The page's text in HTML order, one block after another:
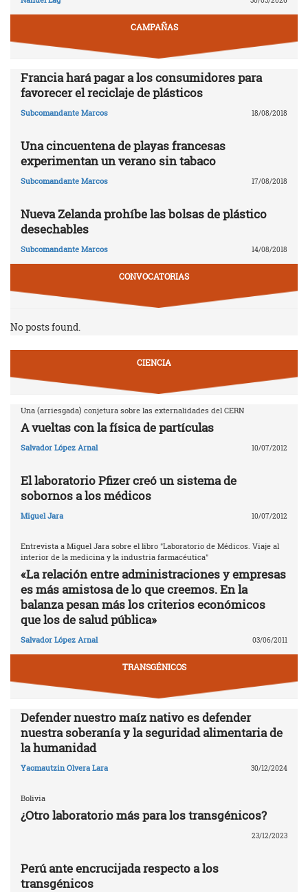
CAMPAÑAS
Francia hará pagar a los consumidores para
favorecer el reciclaje de plásticos
Subcomandante Marcos 18/08/2018
Una cincuentena de playas francesas
experimentan un verano sin tabaco
Subcomandante Marcos 17/08/2018
Nueva Zelanda prohíbe las bolsas de plástico
desechables
Subcomandante Marcos 14/08/2018
CONVOCATORIAS
No posts found.
CIENCIA
Una (arriesgada) conjetura sobre las externalidades del CERN
A vueltas con la física de partículas
Salvador López Arnal 10/07/2012
El laboratorio Pfizer creó un sistema de
sobornos a los médicos
Miguel Jara 10/07/2012
Entrevista a Miguel Jara sobre el libro "Laboratorio de Médicos. Viaje al
interior de la medicina y la industria farmacéutica"
«La relación entre administraciones y empresas
es más amistosa de lo que creemos. En la
balanza pesan más los criterios económicos
que los de salud pública»
Salvador López Arnal 03/06/2011
TRANSGÉNICOS
Defender nuestro maíz nativo es defender
nuestra soberanía y la seguridad alimentaria de
la humanidad
Yaomautzin Olvera Lara 30/12/2024
Bolivia
¿Otro laboratorio más para los transgénicos?
23/12/2023
Perú ante encrucijada respecto a los
transgénicos